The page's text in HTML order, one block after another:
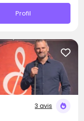
Profil
3 avis